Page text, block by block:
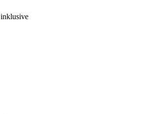
inklusive